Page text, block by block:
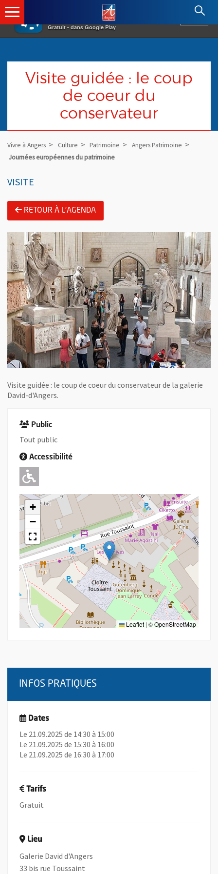
×
Gratuit - dans Google Play
Angers.fr : Retour à l'accueil
Visite guidée : le coup
de coeur du
conservateur
Vivre à Angers Culture Patrimoine
Angers Patrimoine
Journées européennes du patrimoine
VISITE
RETOUR À L'AGENDA
Visite guidée : le coup de coeur du conservateur de la galerie
David-d'Angers.
Public
Tout public
Accessibilité
Adapté pour l'handicap Moteur
+
−
Leaflet | ©OpenStreetMap
INFOS PRATIQUES
Dates
Le 21.09.2025 de 14:30 à 15:00
Le 21.09.2025 de 15:30 à 16:00
Le 21.09.2025 de 16:30 à 17:00
Tarifs
Gratuit
Lieu
Galerie David d'Angers
33 bis rue Toussaint